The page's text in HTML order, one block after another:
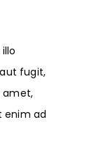
fugit,
amet,
enim ad